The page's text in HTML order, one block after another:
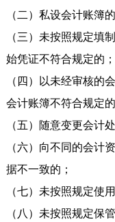
（二）私设会计账簿的
（三）未按照规定填
始凭证不符合规定的；
（四）以未经审核的
会计账簿不符合规定的
（五）随意变更会计
（六）向不同的会计
据不一致的；
（七）未按照规定使
（八）未按照规定保